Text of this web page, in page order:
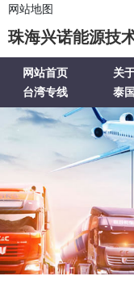
网站地图
珠海兴诺能源技
网站首页 关
台湾专线
泰